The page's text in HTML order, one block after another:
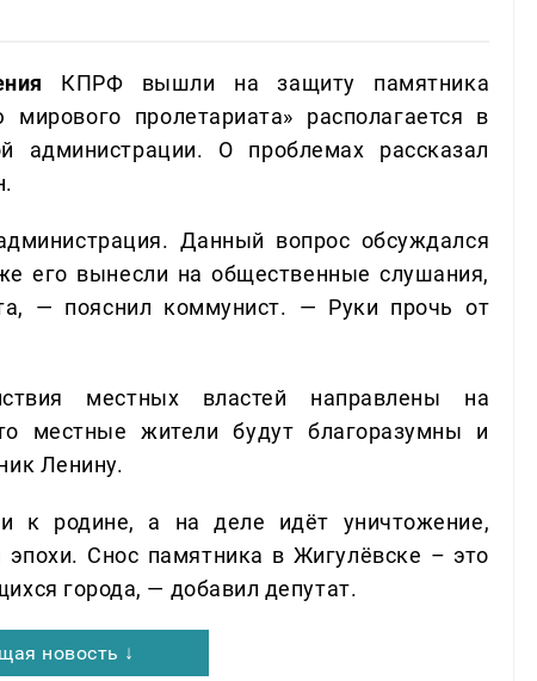
КПРФ вышли на защиту памятника
пролетариата» располагается в
администрации. О проблемах рассказал
Данный вопрос обсуждался
его вынесли на общественные слушания,
— пояснил коммунист. — Руки прочь от
местных властей направлены на
местные жители будут благоразумны и
Ленину.
к родине, а на деле идёт уничтожение,
эпохи. Снос памятника в Жигулёвске – это
города, — добавил депутат.
новость ↓